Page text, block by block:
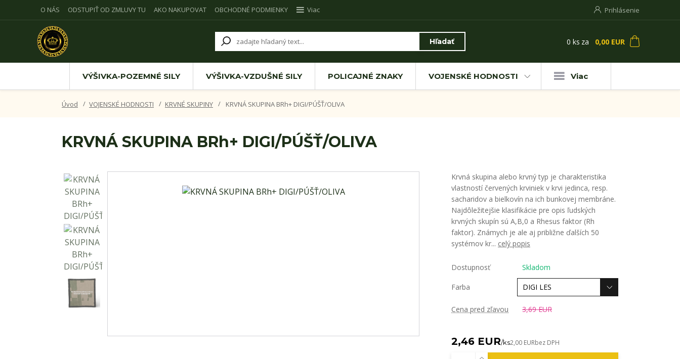
O NÁS ODSTUPIŤ OD ZMLUVY TU AKO NAKUPOVAT OBCHODNÉ PODMIENKY Viac Prihlásenie
Hľadať 0 ks za 0,00 EUR
VÝŠIVKA-POZEMNÉ SILY VÝŠIVKA-VZDUŠNÉ SILY POLICAJNÉ ZNAKY VOJENSKÉ HODNOSTI Viac
Úvod VOJENSKÉ HODNOSTI KRVNÉ SKUPINY KRVNÁ SKUPINA BRh+ DIGI/PÚŠŤ/OLIVA
KRVNÁ SKUPINA BRh+ DIGI/PÚŠŤ/OLIVA
Krvná skupina alebo krvný typ je charakteristika
vlastností červených krviniek v krvi jedinca, resp.
sacharidov a bielkovín na ich bunkovej membráne.
Najdôležitejšie klasifikácie pre opis ľudských
krvných skupín sú A,B,0 a Rhesus faktor (Rh
faktor). Známych je ale aj približne ďalších 50
systémov kr... celý popis
Dostupnosť Skladom
Farba
Cena pred zľavou 3,69 EUR
2,46 EUR/ks2,00 EURbez DPH